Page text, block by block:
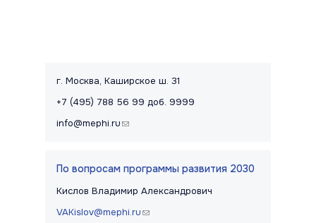
г. Москва, Каширское ш. 31
+7 (495) 788 56 99 доб. 9999
info@mephi.ru(link sends e-mail)
По вопросам программы развития 2030
Кислов Владимир Александрович
VAKislov@mephi.ru(link sends e-mail)